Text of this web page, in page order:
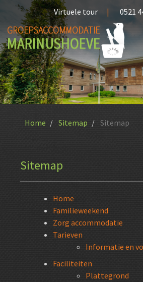
Virtuele tour | 0521
Home Sitemap Sitemap
Sitemap
Home
Familieweekend
Zorg accommodatie
Tarieven
Informatie en
Faciliteiten
Plattegrond